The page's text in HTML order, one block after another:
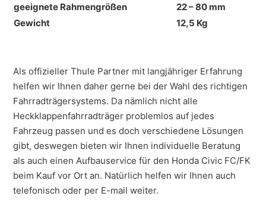
geeignete Rahmengrößen
22 – 80 mm
Gewicht
12,5 Kg
Als offizieller Thule Partner mit langjähriger Erfahrung
helfen wir Ihnen daher gerne bei der Wahl des richtigen
Fahrradträgersystems. Da nämlich nicht alle
Heckklappenfahrradträger problemlos auf jedes
Fahrzeug passen und es doch verschiedene Lösungen
gibt, deswegen bieten wir Ihnen individuelle Beratung
als auch einen Aufbauservice für den Honda Civic FC/FK
beim Kauf vor Ort an. Natürlich helfen wir Ihnen auch
telefonisch oder per E-mail weiter.